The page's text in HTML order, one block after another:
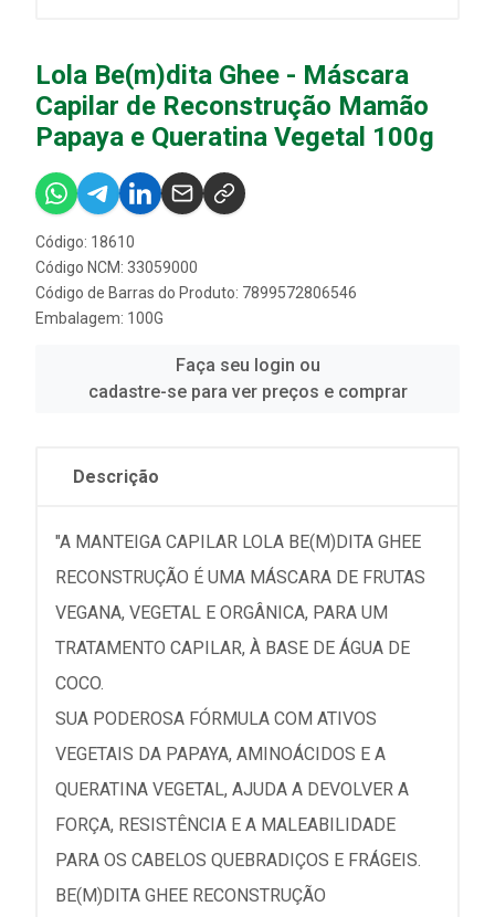
Lola Be(m)dita Ghee - Máscara
Capilar de Reconstrução Mamão
Papaya e Queratina Vegetal 100g
Código: 18610
Código NCM: 33059000
Código de Barras do Produto: 7899572806546
Embalagem: 100G
Faça seu login ou
cadastre-se para ver preços e comprar
Descrição
"A MANTEIGA CAPILAR LOLA BE(M)DITA GHEE
RECONSTRUÇÃO É UMA MÁSCARA DE FRUTAS
VEGANA, VEGETAL E ORGÂNICA, PARA UM
TRATAMENTO CAPILAR, À BASE DE ÁGUA DE
COCO.
SUA PODEROSA FÓRMULA COM ATIVOS
VEGETAIS DA PAPAYA, AMINOÁCIDOS E A
QUERATINA VEGETAL, AJUDA A DEVOLVER A
FORÇA, RESISTÊNCIA E A MALEABILIDADE
PARA OS CABELOS QUEBRADIÇOS E FRÁGEIS.
BE(M)DITA GHEE RECONSTRUÇÃO